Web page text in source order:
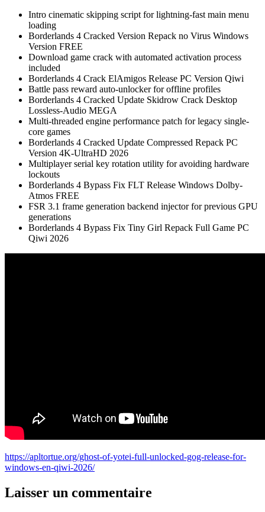
Intro cinematic skipping script for lightning-fast main menu
loading
Borderlands 4 Cracked Version Repack no Virus Windows
Version FREE
Download game crack with automated activation process
included
Borderlands 4 Crack ElAmigos Release PC Version Qiwi
Battle pass reward auto-unlocker for offline profiles
Borderlands 4 Cracked Update Skidrow Crack Desktop
Lossless-Audio MEGA
Multi-threaded engine performance patch for legacy single-
core games
Borderlands 4 Cracked Update Compressed Repack PC
Version 4K-UltraHD 2026
Multiplayer serial key rotation utility for avoiding hardware
lockouts
Borderlands 4 Bypass Fix FLT Release Windows Dolby-
Atmos FREE
FSR 3.1 frame generation backend injector for previous GPU
generations
Borderlands 4 Bypass Fix Tiny Girl Repack Full Game PC
Qiwi 2026
https://apltortue.org/ghost-of-yotei-full-unlocked-gog-release-for-
windows-en-qiwi-2026/
Laisser un commentaire